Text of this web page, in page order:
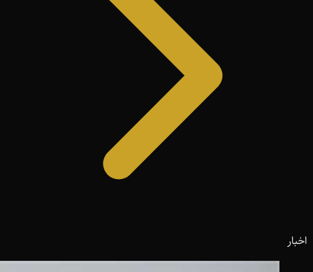
اخبار